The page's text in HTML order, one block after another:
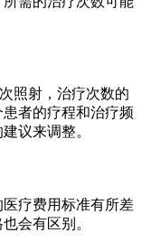
照射，治疗次数的
者的疗程和治疗频
议来调整。
疗费用标准有所差
会有区别。